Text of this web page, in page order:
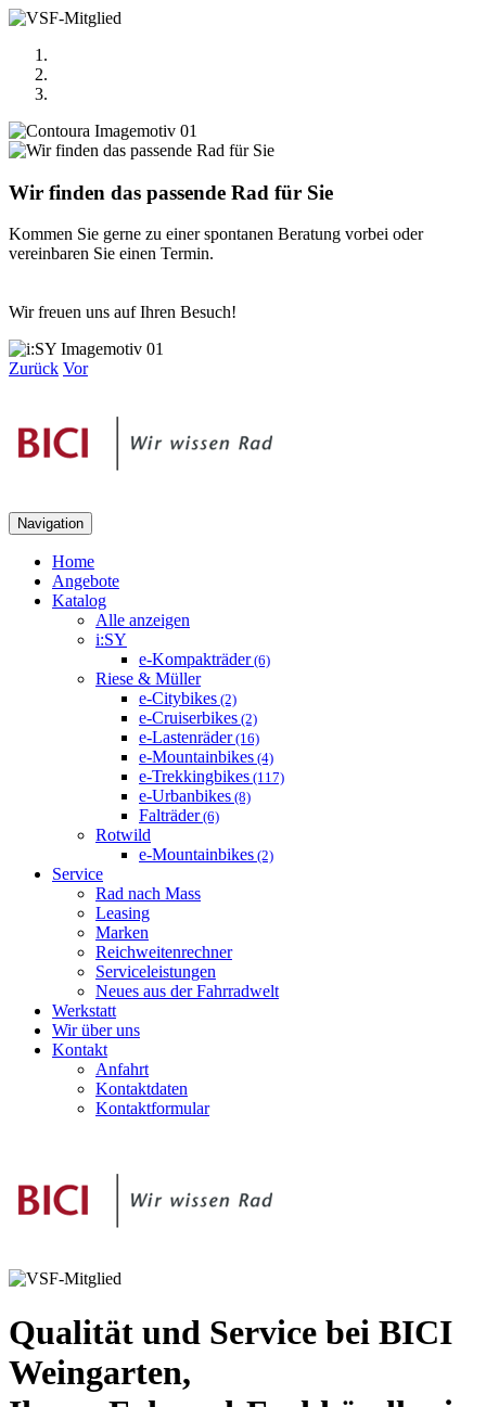
Wir finden das passende Rad für Sie
Kommen Sie gerne zu einer spontanen Beratung vorbei oder
vereinbaren Sie einen Termin.
Wir freuen uns auf Ihren Besuch!
Zurück Vor
Navigation
Home
Angebote
Katalog
Alle anzeigen
i:SY
e-Kompakträder(6)
Riese & Müller
e-Citybikes (2)
e-Cruiserbikes (2)
e-Lastenräder(16)
e-Mountainbikes (4)
e-Trekkingbikes (117)
e-Urbanbikes (8)
Falträder(6)
Rotwild
e-Mountainbikes (2)
Service
Rad nach Mass
Leasing
Marken
Reichweitenrechner
Serviceleistungen
Neues aus der Fahrradwelt
Werkstatt
Wir über uns
Kontakt
Anfahrt
Kontaktdaten
Kontaktformular
Qualität und Service bei BICI
Weingarten,